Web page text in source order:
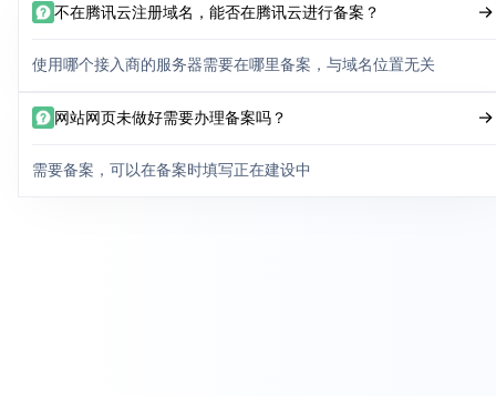
不在腾讯云注册域名，能否在腾讯云进行备案？
使用哪个接入商的服务器需要在哪里备案，与域名位置无关
网站网页未做好需要办理备案吗？
需要备案，可以在备案时填写正在建设中